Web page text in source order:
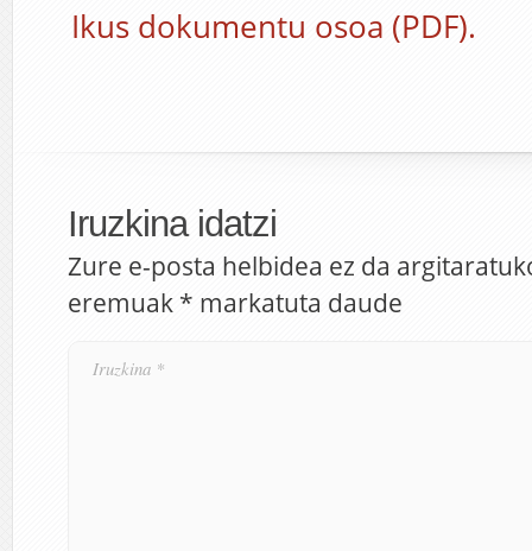
Ikus dokumentu osoa (PDF).
Iruzkina idatzi
Zure e-posta helbidea ez da
eremuak * markatuta daude